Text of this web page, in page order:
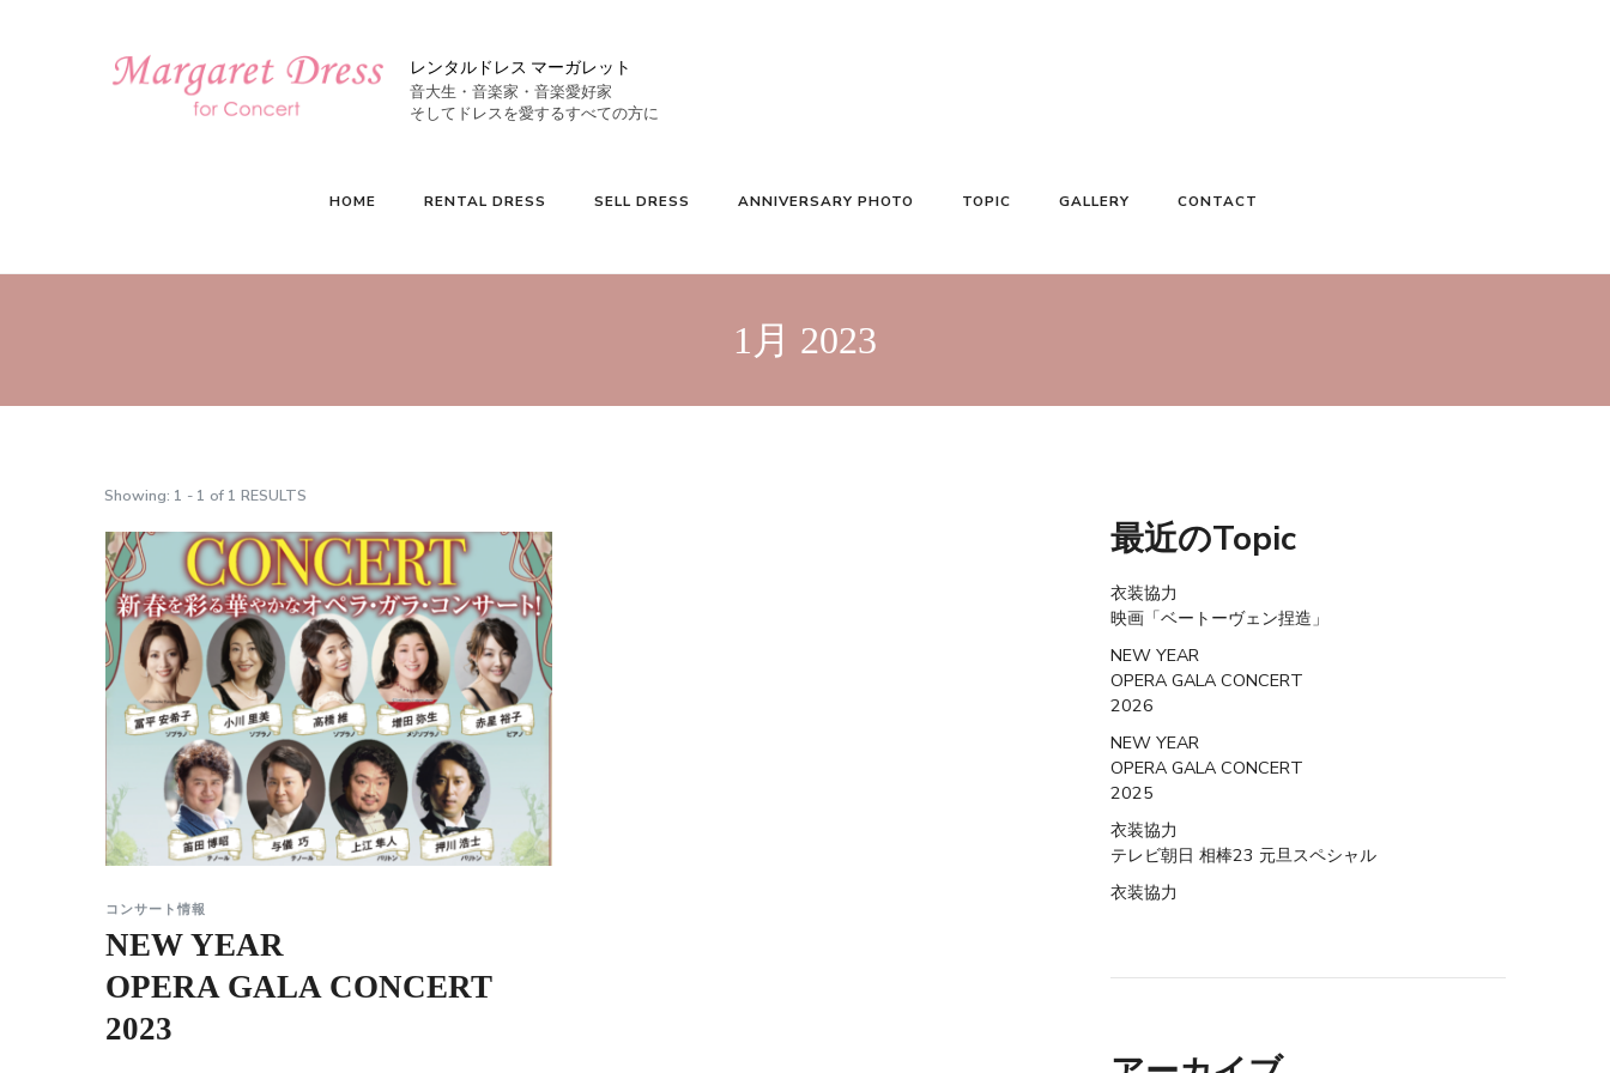
レンタルドレス マーガレット
音大生・音楽家・音楽愛好家
HOME RENTAL DRESS SELL DRESS ANNIVERSARY PHOTO TOPIC GALLERY CONTACT
1月 2023
Showing: 1 - 1 of 1 RESULTS
コンサート情報
NEW YEAR
OPERA GALA CONCERT
2023
最近のTopic
衣装協力
映画「ベートーヴェン捏造」
NEW YEAR
OPERA GALA CONCERT
2026
NEW YEAR
OPERA GALA CONCERT
2025
衣装協力
テレビ朝日 相棒23 元旦スペシャル
衣装協力